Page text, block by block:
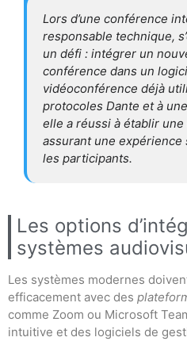
Lors d’une conférence
responsable technique,
un défi : intégrer un
conférence dans un
vidéoconférence déjà
protocoles Dante et à
elle a réussi à établir
assurant une expérience
les participants.
Les options
systèmes
Les systèmes modernes
efficacement avec des
comme Zoom ou Microsoft
intuitive et des logiciels de